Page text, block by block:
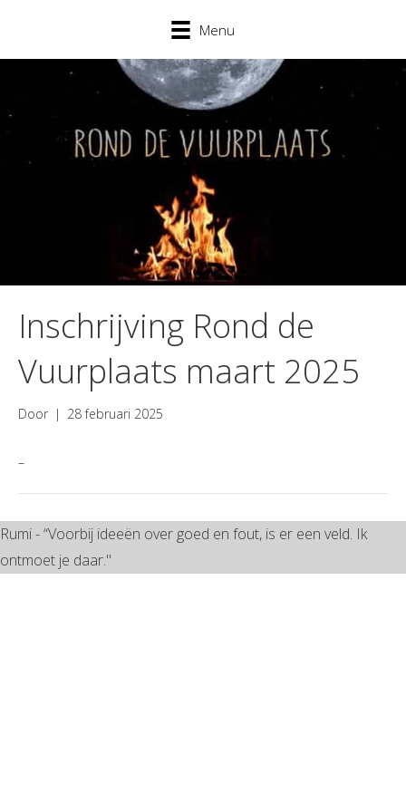
Menu
Inschrijving Rond de
Vuurplaats maart 2025
Door | 28 februari 2025
–
Rumi - “Voorbij ideeën over goed en fout, is er een veld. Ik
ontmoet je daar."